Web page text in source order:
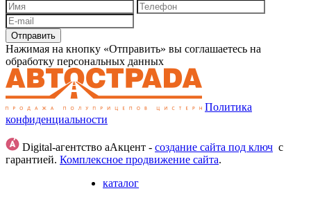
Отправить
Нажимая на кнопку «Отправить» вы соглашаетесь на
обработку персональных данных
Политика
конфиденциальности
Digital-агентство аАкцент - создание сайта под ключ с
гарантией. Комплексное продвижение сайта.
каталог